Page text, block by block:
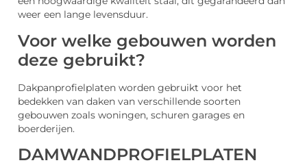
weer een lange levensduur.
Voor welke gebouwen worden
deze gebruikt?
Dakpanprofielplaten worden gebruikt voor het
bedekken van daken van verschillende soorten
gebouwen zoals woningen, schuren garages en
boerderijen.
DAMWANDPROFIELPLATEN